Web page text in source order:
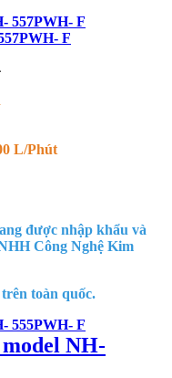
F
L/Phút
được nhập khẩu và
Công Nghệ Kim
toàn quốc.
NH-